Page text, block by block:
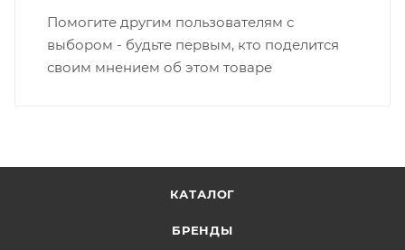
Помогите другим пользователям с
выбором - будьте первым, кто поделится
своим мнением об этом товаре
КАТАЛОГ
БРЕНДЫ